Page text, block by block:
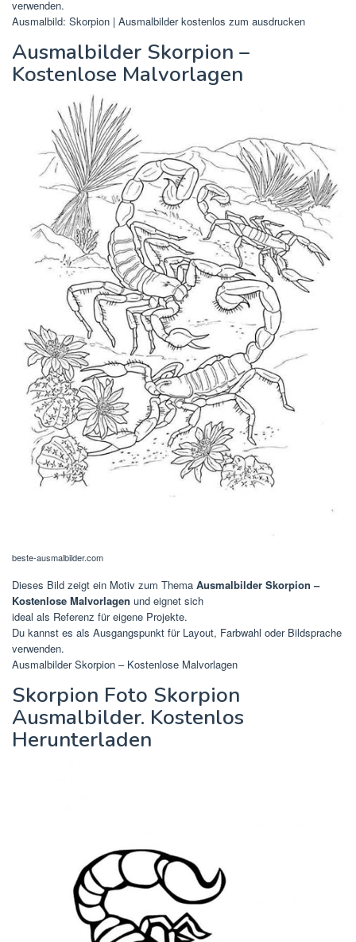
www.supercoloring.com
Ausmalbilder kostenlos zum ausdrucken und eignet sich
ideal als Inspiration für eigene Projekte.
Du kannst es als Ausgangspunkt für Layout, Farbwahl oder Bildsprache
verwenden.
Ausmalbild: Skorpion | Ausmalbilder kostenlos zum ausdrucken
Ausmalbilder Skorpion –
Kostenlose Malvorlagen